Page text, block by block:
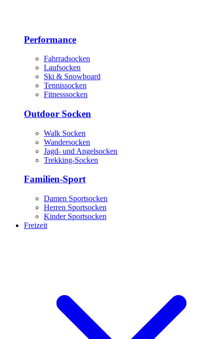
Performance
Fahrradsocken
Laufsocken
Ski & Snowboard
Tennissocken
Fitnesssocken
Outdoor Socken
Walk Socken
Wandersocken
Jagd- und Angelsocken
Trekking-Socken
Familien-Sport
Damen Sportsocken
Herren Sportsocken
Kinder Sportsocken
Freizeit